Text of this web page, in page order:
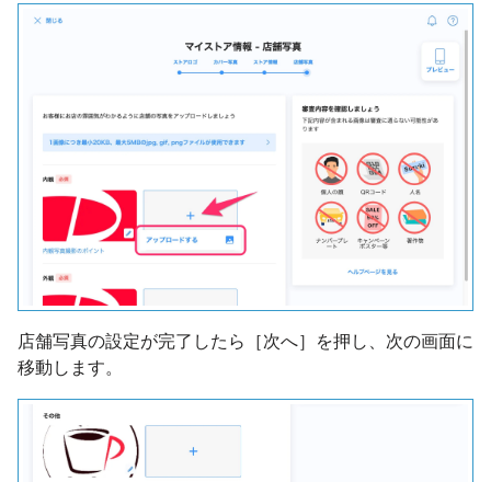
店舗写真の設定が完了したら［次へ］を押し、次の画面に
移動します。